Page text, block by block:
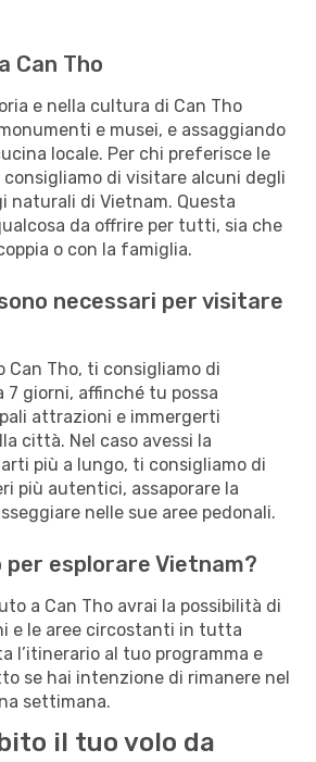
Can Tho
e nella cultura di Can Tho
e musei, e assaggiando
locale. Per chi preferisce le
di visitare alcuni degli
naturali di Vietnam. Questa
da offrire per tutti, sia che
o con la famiglia.
necessari per visitare
Can Tho, ti consigliamo di
7 giorni, affinché tu possa
attrazioni e immergerti
città. Nel caso avessi la
più a lungo, ti consigliamo di
più autentici, assaporare la
nelle sue aree pedonali.
per esplorare Vietnam?
a Can Tho avrai la possibilità di
e le aree circostanti in tutta
l’itinerario al tuo programma e
se hai intenzione di rimanere nel
settimana.
il tuo volo da